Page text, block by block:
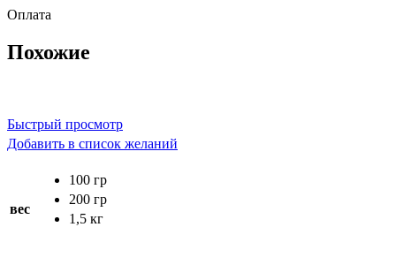
Оплата
Похожие
Быстрый просмотр
Добавить в список желаний
вес
100 гр
200 гр
1,5 кг